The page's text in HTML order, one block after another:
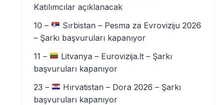
Katılımcılar açıklanacak
10 –
Sırbistan – Pesma za Evroviziju 2026
– Şarkı başvuruları kapanıyor
11 –
Litvanya – Eurovizija.lt – Şarkı
başvuruları kapanıyor
23 –
Hırvatistan – Dora 2026 – Şarkı
başvuruları kapanıyor